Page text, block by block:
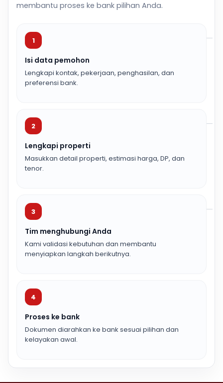
membantu proses ke bank pilihan Anda.
1
Isi data pemohon
Lengkapi kontak, pekerjaan, penghasilan, dan
preferensi bank.
2
Lengkapi properti
Masukkan detail properti, estimasi harga, DP, dan
tenor.
3
Tim menghubungi Anda
Kami validasi kebutuhan dan membantu
menyiapkan langkah berikutnya.
4
Proses ke bank
Dokumen diarahkan ke bank sesuai pilihan dan
kelayakan awal.